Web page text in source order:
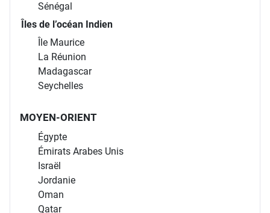
Sénégal
Îles de l’océan Indien
Île Maurice
La Réunion
Madagascar
Seychelles
MOYEN-ORIENT
Égypte
Émirats Arabes Unis
Israël
Jordanie
Oman
Qatar